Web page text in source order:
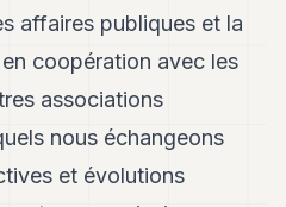
affaires publiques et la
coopération avec les
associations
nous échangeons
et évolutions